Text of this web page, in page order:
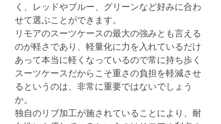
く、レッドやブルー、グリーンなど好みに合わ
せて選ぶことができます。
リモアのスーツケースの最大の強みとも言える
のが軽さであり、軽量化に力を入れているだけ
あって本当に軽くなっているので常に持ち歩く
スーツケースだからこそ重さの負担を軽減させ
るというのは、非常に重要ではないでしょう
か。
独自のリブ加工が施されていることにより、耐